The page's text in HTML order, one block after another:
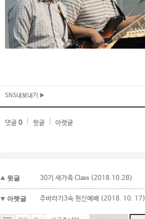
SNS내보내기
댓글 0 윗글 아랫글
윗글 30기 새가족 Class (2018.10.28)
아랫글 주바라기3속 헌신예배 (2018. 10. 17)